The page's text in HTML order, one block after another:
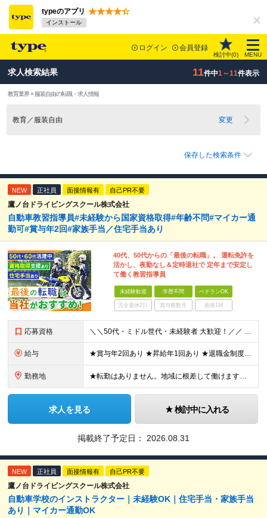
typeのアプリ
インストール
ログイン 会員登録
検討中(0) MENU
求人検索結果 11件中1～11件表示
教育業界 × 服装自由の転職・求人情報
教育／服装自由 変更
保存した検索条件
NEW 正社員 面接情報有 自己PR不要
鷹ノ台ドライビングスクール株式会社
自動車教習指導員#未経験から国家資格取得#年齢不問#マイカー通
勤可#賞与年2回#家族手当／住宅手当あり
40代、50代からの「最後の転職」。 運転免許を
活かし、夜勤なし＆定時退社で 定年まで安定し
て働く教習指導員
未経験歓迎 学歴不問 ベテランOK
完全週休2日 賞与複数月 面接1回
応募資格 ＼＼50代・ミドル世代・未経験者 大歓迎！／／ ◆年齢不問 ◆学歴不問 ◆普通自動車運転免許（AT限定可） ※ドライバー経験は不要です。接客業や営業、事務など異業種出身の50代多数活躍中！
給与 ★賞与年2回あり ★昇給年1回あり ★退職金制度あり ◆月給230,000円～ ※教習指導員資格取得前は月給195,000円～ ※残業代は別途全額支給します ※試用期間3ヶ月あり（期間中の待遇等の
勤務地 ★転勤はありません。地域に根差して働けます。 ★マイカー・バイク通勤OK（無料駐車場を完備） 鷹ノ台ドライビングスクール／千葉県千葉市花見川区柏井4-2-1 ※(変更の範囲)上記を除く当社関連勤務
求人を見る 検討中に入れる
掲載終了予定日： 2026.08.31
NEW 正社員 面接情報有 自己PR不要
鷹ノ台ドライビングスクール株式会社
自動車学校のインストラクター｜未経験OK｜住宅手当・家族手当
あり｜マイカー通勤OK